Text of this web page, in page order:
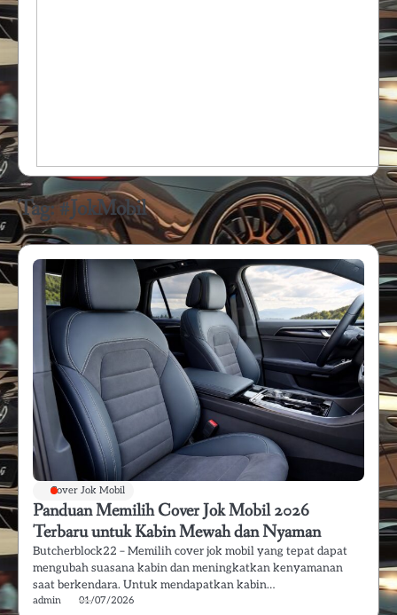
Tag:#JokMobil
Cover Jok Mobil
Panduan Memilih Cover Jok Mobil 2026
Terbaru untuk Kabin Mewah dan Nyaman
Butcherblock22 – Memilih cover jok mobil yang tepat dapat
mengubah suasana kabin dan meningkatkan kenyamanan
saat berkendara. Untuk mendapatkan kabin…
admin 01/07/2026